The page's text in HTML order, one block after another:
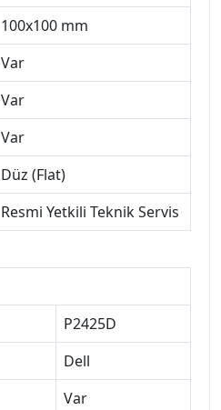
100x100 mm
Var
Var
Var
Düz (Flat)
Resmi Yetkili Teknik Servis
P2425D
Dell
Var